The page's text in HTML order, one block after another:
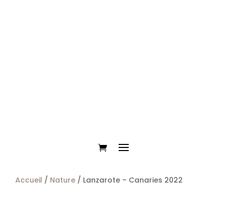
Accueil / Nature / Lanzarote – Canaries 2022